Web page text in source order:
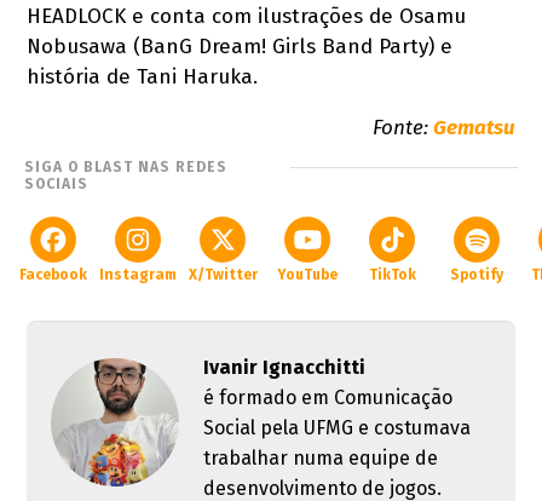
HEADLOCK e conta com ilustrações de Osamu
Nobusawa (BanG Dream! Girls Band Party) e
história de Tani Haruka.
Fonte:Gematsu
SIGA O BLAST NAS REDES
SOCIAIS
Facebook Instagram X/Twitter YouTube TikTok Spotify
Ivanir Ignacchitti
é formado em Comunicação
Social pela UFMG e costumava
trabalhar numa equipe de
desenvolvimento de jogos.